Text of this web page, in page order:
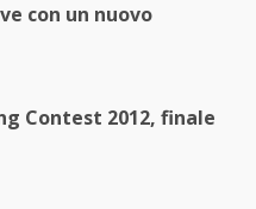
con un nuovo
Contest 2012, finale